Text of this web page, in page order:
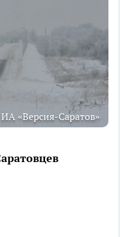
«Версия-Саратов»